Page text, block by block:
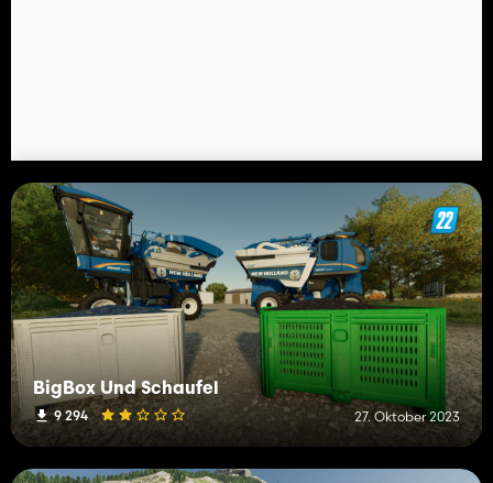
BigBox Und Schaufel
9 294 27. Oktober 2023